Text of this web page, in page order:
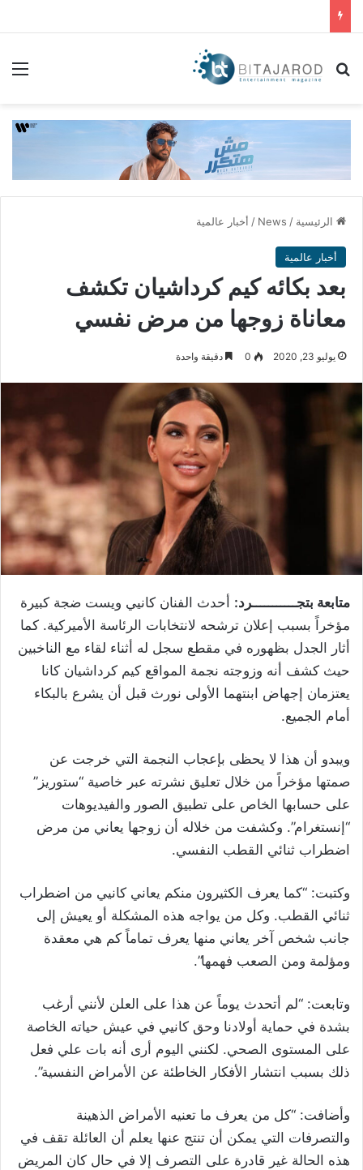
بحث عن
الرئيسية /
News
/ أخبار عالمية
أخبار عالمية
بعد بكائه كيم كرداشيان تكشف
معاناة زوجها من مرض نفسي
يوليو 23, 2020 0 دقيقة واحدة
متابعة بتجـــــــــــرد: أحدث الفنان كانيي ويست ضجة كبيرة
مؤخراً بسبب إعلان ترشحه لانتخابات الرئاسة الأميركية. كما
أثار الجدل بظهوره في مقطع سجل له أثناء لقاء مع الناخبين
حيث كشف أنه وزوجته نجمة المواقع كيم كرداشيان كانا
يعتزمان إجهاض ابنتهما الأولى نورث قبل أن يشرع بالبكاء
أمام الجميع.
ويبدو أن هذا لا يحظى بإعجاب النجمة التي خرجت عن
صمتها مؤخراً من خلال تعليق نشرته عبر خاصية “ستوريز”
على حسابها الخاص على تطبيق الصور والفيديوهات
“إنستغرام”. وكشفت من خلاله أن زوجها يعاني من مرض
اضطراب ثنائي القطب النفسي.
وكتبت: “كما يعرف الكثيرون منكم يعاني كانيي من اضطراب
ثنائي القطب. وكل من يواجه هذه المشكلة أو يعيش إلى
جانب شخص آخر يعاني منها يعرف تماماً كم هي معقدة
ومؤلمة ومن الصعب فهمها”.
وتابعت: “لم أتحدث يوماً عن هذا على العلن لأنني أرغب
بشدة في حماية أولادنا وحق كانيي في عيش حياته الخاصة
على المستوى الصحي. لكنني اليوم أرى أنه بات علي فعل
ذلك بسبب انتشار الأفكار الخاطئة عن الأمراض النفسية”.
وأضافت: “كل من يعرف ما تعنيه الأمراض الذهينة
والتصرفات التي يمكن أن تنتج عنها يعلم أن العائلة تقف في
هذه الحالة غير قادرة على التصرف إلا في حال كان المريض